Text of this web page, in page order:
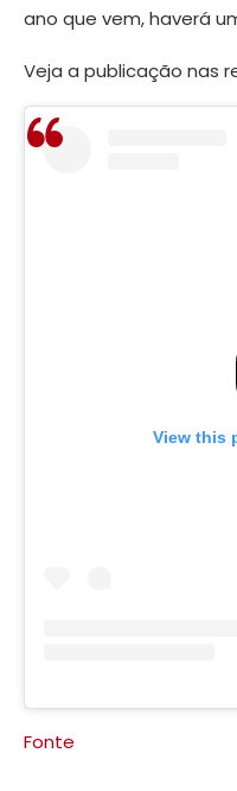
ano que vem, haverá
Veja a publicação nas
View this
Fonte